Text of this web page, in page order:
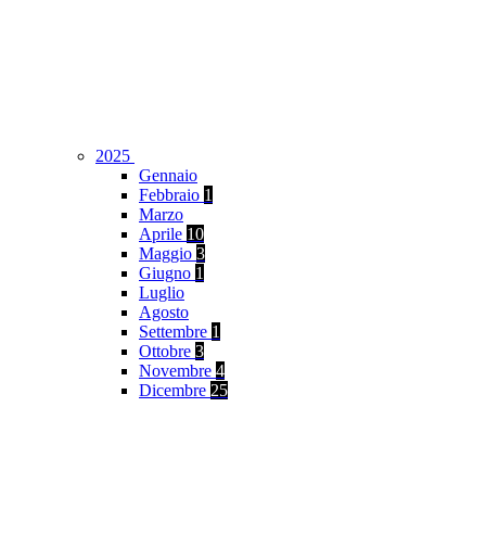
2025
Gennaio
Febbraio 1
Marzo
Aprile 10
Maggio 3
Giugno 1
Luglio
Agosto
Settembre 1
Ottobre 3
Novembre 4
Dicembre 25